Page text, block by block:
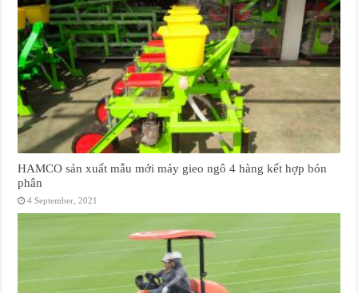
HAMCO sản xuất mẫu mới máy gieo ngô 4 hàng kết hợp bón
phân
4 September, 2021